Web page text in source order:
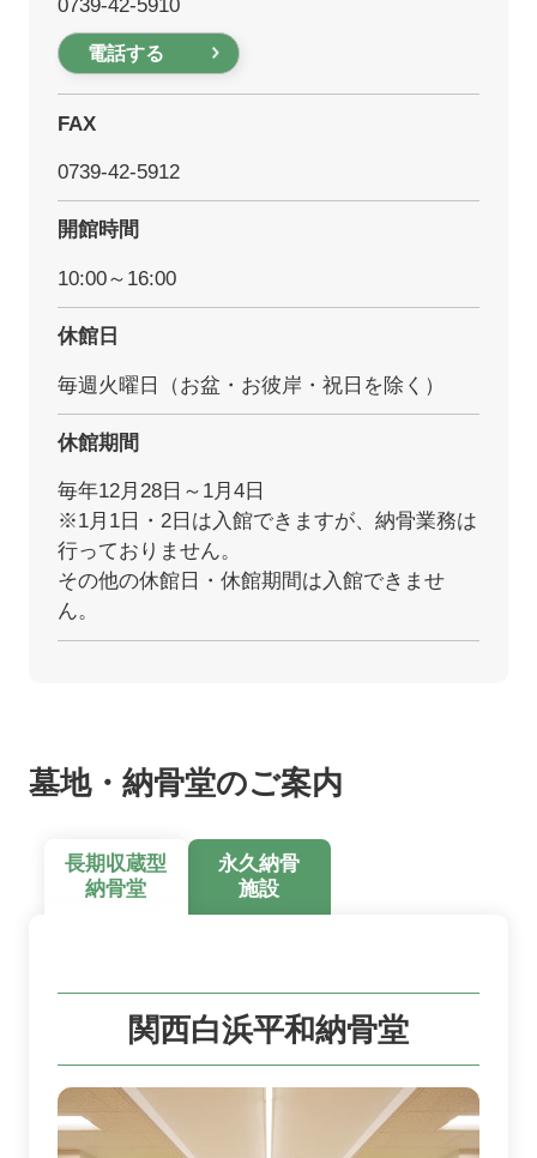
0739-42-5910
電話する
FAX
0739-42-5912
開館時間
10:00～16:00
休館日
毎週火曜日（お盆・お彼岸・祝日を除く）
休館期間
毎年12月28日～1月4日
※1月1日・2日は入館できますが、納骨業務は
行っておりません。
その他の休館日・休館期間は入館できませ
ん。
墓地・納骨堂のご案内
長期収蔵型
納骨堂
永久納骨
施設
関西白浜平和納骨堂